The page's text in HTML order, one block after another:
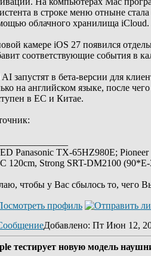
в строке меню отныне
облачного хранилища iCloud.
камере iOS 27 появился
соответствующие события в
AI запустят в бета-версии для
на английском языке, после
в ЕС и Китае.
Panasonic TX-65HZ980E;
120cm, Strong SRT-DM2100
чтобы у Вас сбылось то, чего
Добавлено: Пт Июн 12,
тестирует новую модель